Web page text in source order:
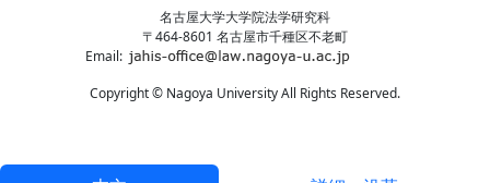
名古屋大学大学院法学研究科
〒464-8601 名古屋市千種区不老町
Email:
Copyright © Nagoya University All Rights Reserved.